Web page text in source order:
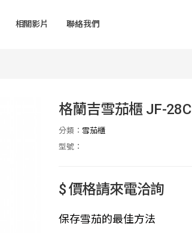
相關影片 聯絡我們
格蘭吉雪茄櫃 JF-28C
分類： 雪茄櫃
型號：
$ 價格請來電洽詢
保存雪茄的最佳方法